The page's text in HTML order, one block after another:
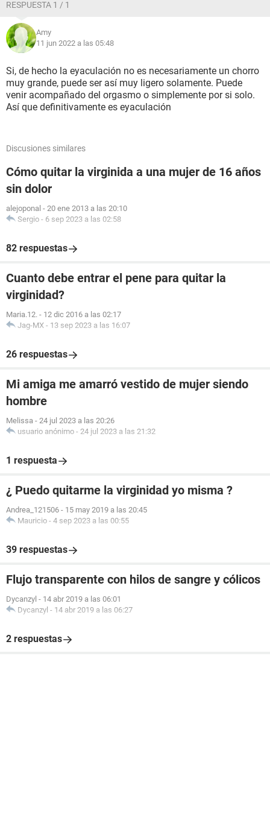
RESPUESTA 1 / 1
Amy
11 jun 2022 a las 05:48
Si, de hecho la eyaculación no es necesariamente un chorro
muy grande, puede ser así muy ligero solamente. Puede
venir acompañado del orgasmo o simplemente por si solo.
Así que definitivamente es eyaculación
Discusiones similares
Cómo quitar la virginida a una mujer de 16 años
sin dolor
alejoponal - 20 ene 2013 a las 20:10
Sergio - 6 sep 2023 a las 02:58
82 respuestas
Cuanto debe entrar el pene para quitar la
virginidad?
Maria.12. - 12 dic 2016 a las 02:17
Jag-MX - 13 sep 2023 a las 16:07
26 respuestas
Mi amiga me amarró vestido de mujer siendo
hombre
Melissa - 24 jul 2023 a las 20:26
usuario anónimo - 24 jul 2023 a las 21:32
1 respuesta
¿ Puedo quitarme la virginidad yo misma ?
Andrea_121506 - 15 may 2019 a las 20:45
Mauricio - 4 sep 2023 a las 00:55
39 respuestas
Flujo transparente con hilos de sangre y cólicos
Dycanzyl - 14 abr 2019 a las 06:01
Dycanzyl - 14 abr 2019 a las 06:27
2 respuestas